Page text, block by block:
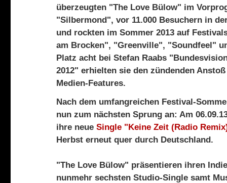
überzeugten "The Love Bülow" im
"Silbermond", vor 11.000 Besuchern in
und rockten im Sommer 2013 auf
am Brocken", "Greenville", "Soundfeel"
Platz acht bei Stefan Raabs
2012" erhielten sie den zündenden
Medien-Features.
Nach dem umfangreichen Festival-
nun zum nächsten Sprung an: Am
ihre neue Single "Keine Zeit (Radio
Herbst erneut quer durch Deutschland.
"The Love Bülow" präsentieren ihren
nunmehr sechsten Studio-Single samt